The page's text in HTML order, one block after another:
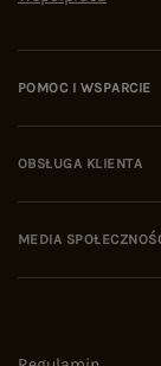
POMOC I WSPARCIE
OBSŁUGA KLIENTA
MEDIA